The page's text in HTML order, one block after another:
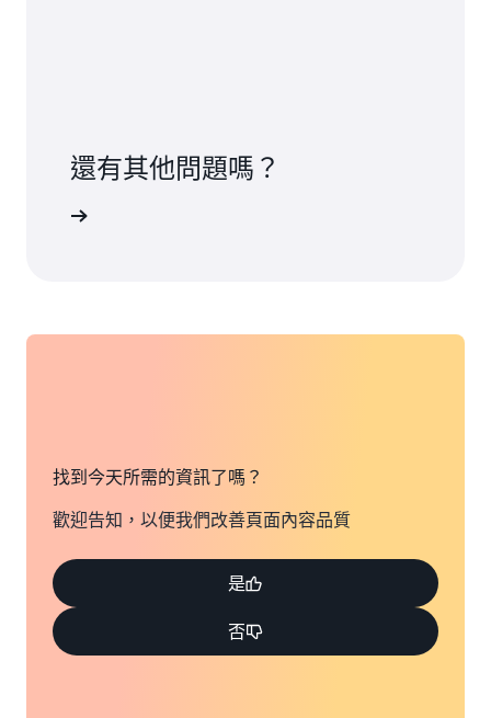
還有其他問題嗎？
找到今天所需的資訊了嗎？
歡迎告知，以便我們改善頁面內容品質
是
否